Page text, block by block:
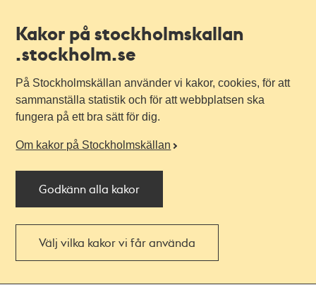
Kakor på stockholmskallan
.stockholm.se
På Stockholmskällan använder vi kakor, cookies, för att
sammanställa statistik och för att webbplatsen ska
fungera på ett bra sätt för dig.
Om kakor på Stockholmskällan
Godkänn alla kakor
Välj vilka kakor vi får använda